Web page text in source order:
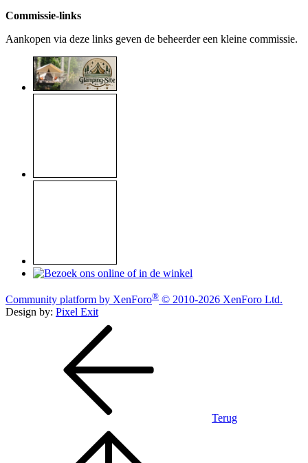
Commissie-links
Aankopen via deze links geven de beheerder een kleine commissie.
Community platform by XenForo® © 2010-2026 XenForo Ltd.
Design by: Pixel Exit
Terug